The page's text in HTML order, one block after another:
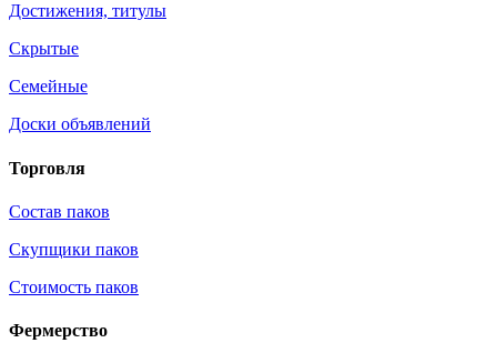
Достижения, титулы
Скрытые
Семейные
Доски объявлений
Торговля
Состав паков
Скупщики паков
Стоимость паков
Фермерство